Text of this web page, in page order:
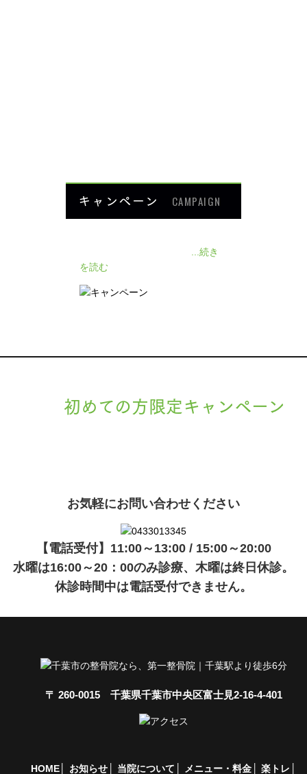
キャンペーン CAMPAIGN
...続き
を読む
初めての方限定キャンペーン
お気軽にお問い合わせください
【電話受付】11:00～13:00 / 15:00～20:00
水曜は16:00～20：00のみ診療、木曜は終日休診。
休診時間中は電話受付できません。
〒 260-0015 千葉県千葉市中央区富士見2-16-4-401
HOME お知らせ 当院について メニュー・料金 楽トレ